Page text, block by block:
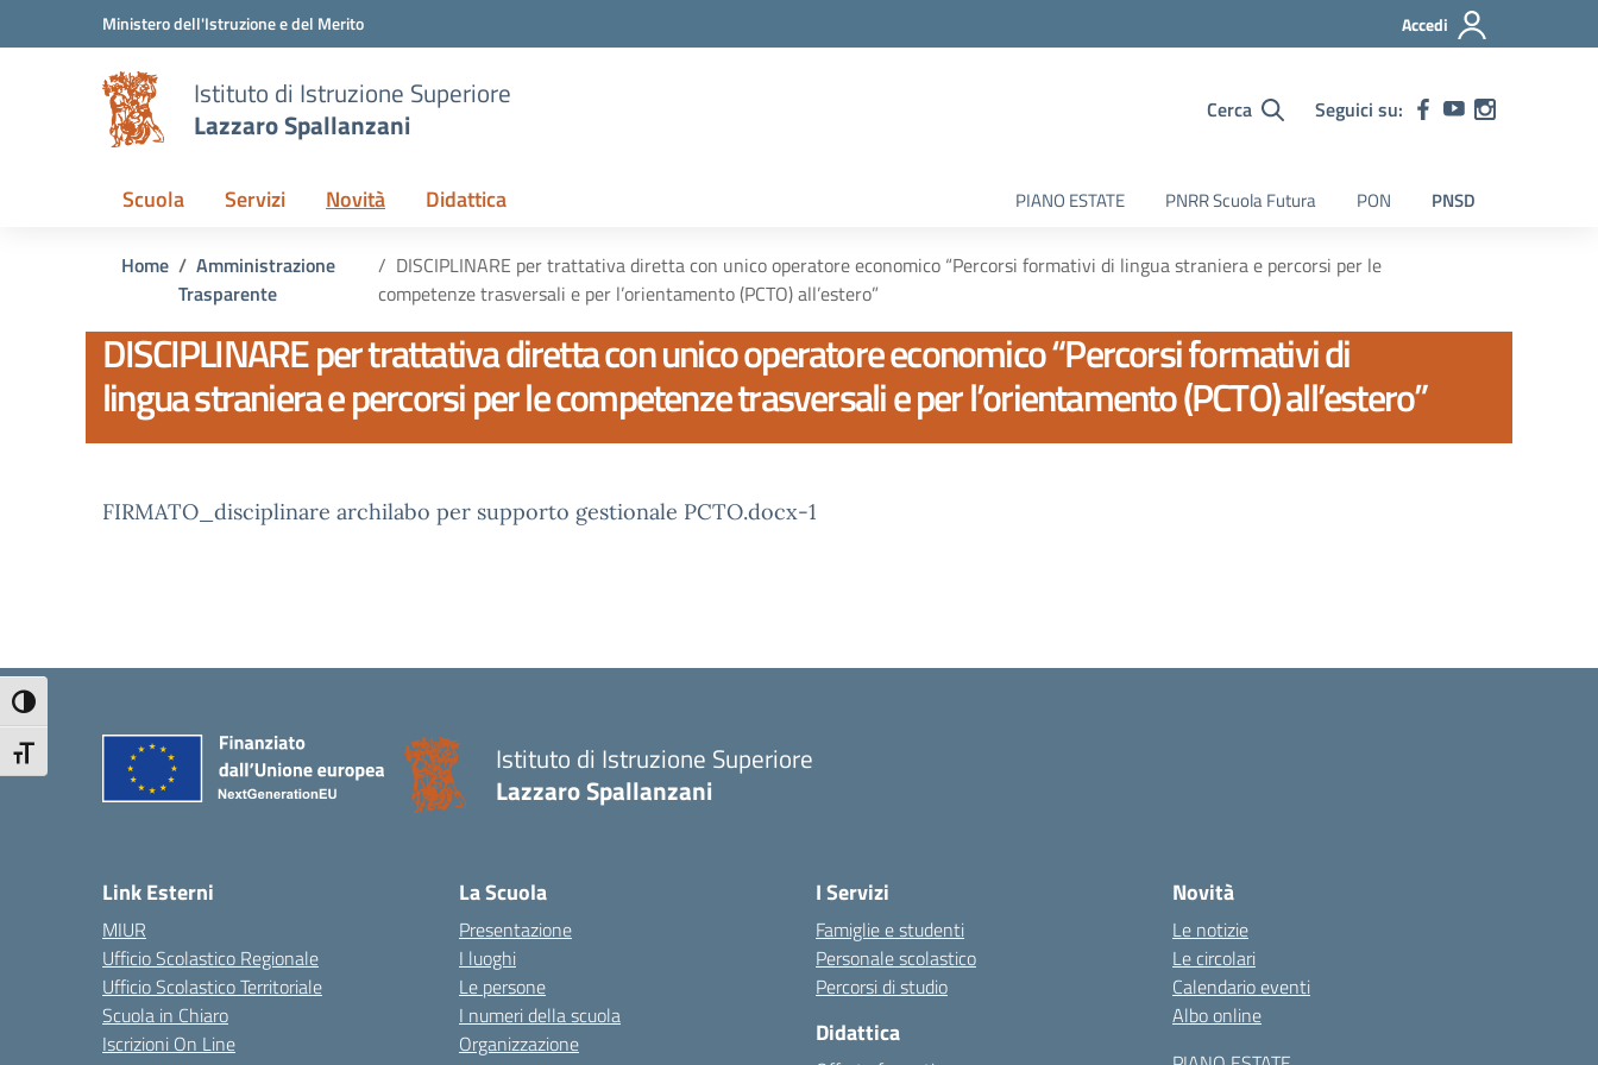
Attiva/disattiva alto contrasto
Attiva/disattiva dimensione testo
Vai ai contenuti
Vai al menu di navigazioneMinistero dell'Istruzione e del Merito Accedi
Istituto di Istruzione Superiore
Lazzaro Spallanzani
Cerca Seguici su:
Scuola Servizi Novità Didattica PIANO ESTATE PNRR Scuola Futura PON PNSD
Home
Amministrazione
Trasparente
DISCIPLINARE per trattativa diretta con unico operatore economico “Percorsi formativi di lingua straniera e percorsi per le
competenze trasversali e per l’orientamento (PCTO) all’estero”
DISCIPLINARE per trattativa diretta con unico operatore economico “Percorsi formativi di
lingua straniera e percorsi per le competenze trasversali e per l’orientamento (PCTO) all’estero”
FIRMATO_disciplinare archilabo per supporto gestionale PCTO.docx-1
Istituto di Istruzione Superiore
Lazzaro Spallanzani
Link Esterni
MIUR
Ufficio Scolastico Regionale
Ufficio Scolastico Territoriale
Scuola in Chiaro
Iscrizioni On Line
La Scuola
Presentazione
I luoghi
Le persone
I numeri della scuola
Organizzazione
I Servizi
Famiglie e studenti
Personale scolastico
Percorsi di studio
Didattica
Novità
Le notizie
Le circolari
Calendario eventi
Albo online